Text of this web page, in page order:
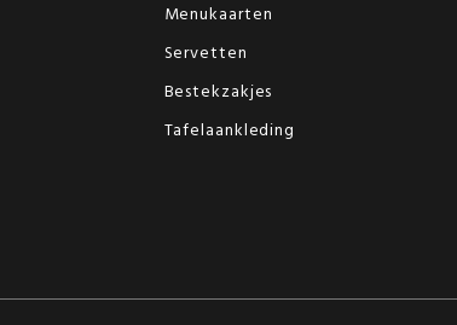
Menukaarten
Servetten
Bestekzakjes
Tafelaankleding